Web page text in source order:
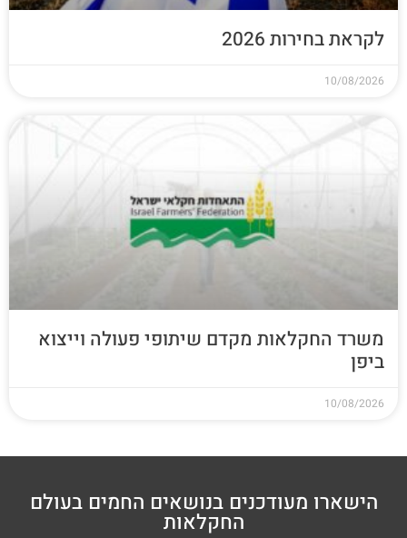
לקראת בחירות 2026
10/08/2026
משרד החקלאות מקדם שיתופי פעולה וייצוא
ביפן
10/08/2026
הישארו מעודכנים בנושאים החמים בעולם
החקלאות